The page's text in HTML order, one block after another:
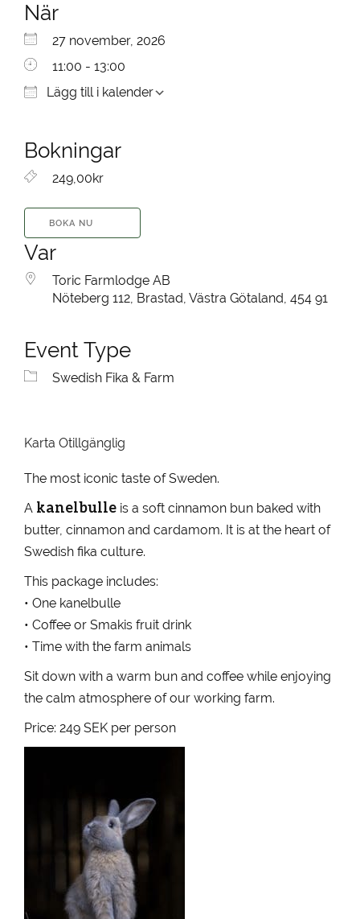
När
27 november, 2026
11:00 - 13:00
Lägg till i kalender
Ladda ner ICS
Bokningar
249,00kr
BOKA NU
Var
Toric Farmlodge AB
Nöteberg 112, Brastad, Västra Götaland, 454 91
Event Type
Swedish Fika & Farm
Karta Otillgänglig
The most iconic taste of Sweden.
A kanelbulle is a soft cinnamon bun baked with
butter, cinnamon and cardamom. It is at the heart of
Swedish fika culture.
This package includes:
• One kanelbulle
• Coffee or Smakis fruit drink
• Time with the farm animals
Sit down with a warm bun and coffee while enjoying
the calm atmosphere of our working farm.
Price: 249 SEK per person